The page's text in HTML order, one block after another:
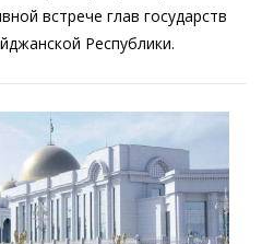
встрече глав государств
Республики.